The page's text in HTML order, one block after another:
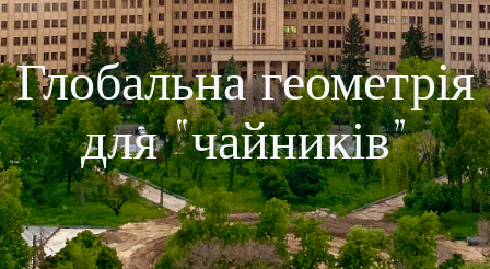
Глобальна геометрія
для “чайників”